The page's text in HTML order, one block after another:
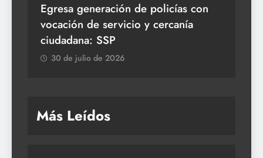
Egresa generación de policías con
vocación de servicio y cercanía
ciudadana: SSP
30 de julio de 2026
Más Leídos